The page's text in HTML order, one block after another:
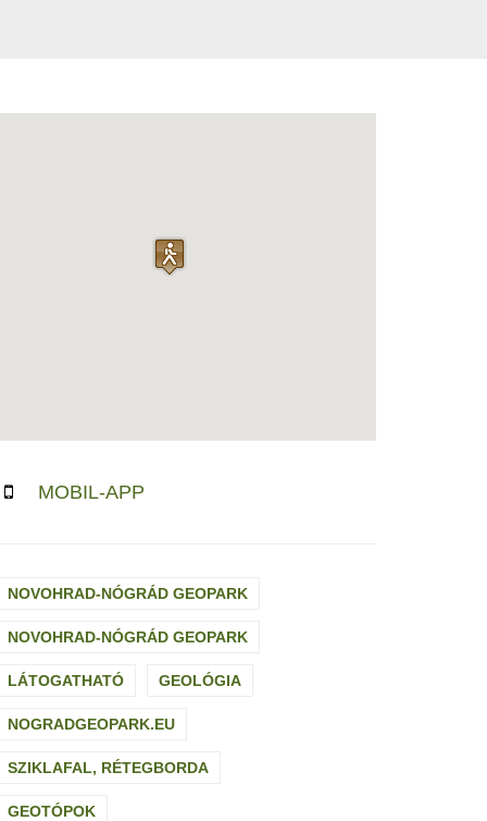
MOBIL-APP
NOVOHRAD-NÓGRÁD GEOPARK
NOVOHRAD-NÓGRÁD GEOPARK
LÁTOGATHATÓ GEOLÓGIA
NOGRADGEOPARK.EU
SZIKLAFAL, RÉTEGBORDA
GEOTÓPOK